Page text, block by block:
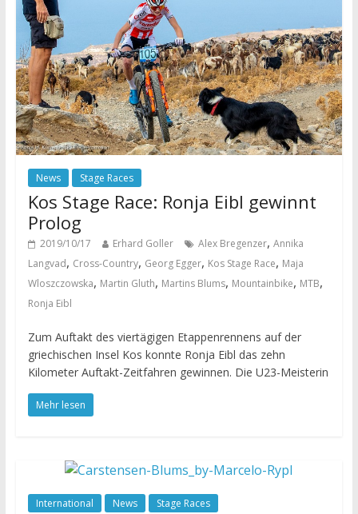
News Stage Races
Kos Stage Race: Ronja Eibl gewinnt
Prolog
2019/10/17 Erhard Goller Alex Bregenzer, Annika
Langvad, Cross-Country, Georg Egger, Kos Stage Race, Maja
Wloszczowska, Martin Gluth, Martins Blums, Mountainbike, MTB,
Ronja Eibl
Zum Auftakt des viertägigen Etappenrennens auf der
griechischen Insel Kos konnte Ronja Eibl das zehn
Kilometer Auftakt-Zeitfahren gewinnen. Die U23-Meisterin
Mehr lesen
International News Stage Races